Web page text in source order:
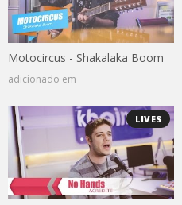
Motocircus - Shakalaka Boom
adicionado em
LIVES